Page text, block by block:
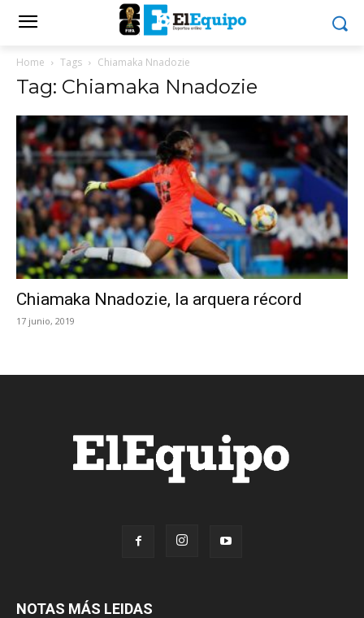
Home Tags Chiamaka Nnadozie
Tag: Chiamaka Nnadozie
Chiamaka Nnadozie, la arquera récord
17 junio, 2019
NOTAS MÁS LEIDAS